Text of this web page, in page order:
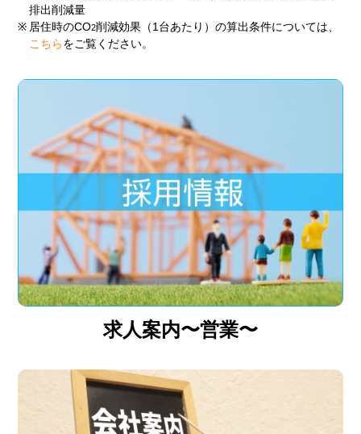
排出削減量
※ 居住時のCO2削減効果（1台あたり）の算出条件については、
こちら をご覧ください。
求人案内〜営業〜